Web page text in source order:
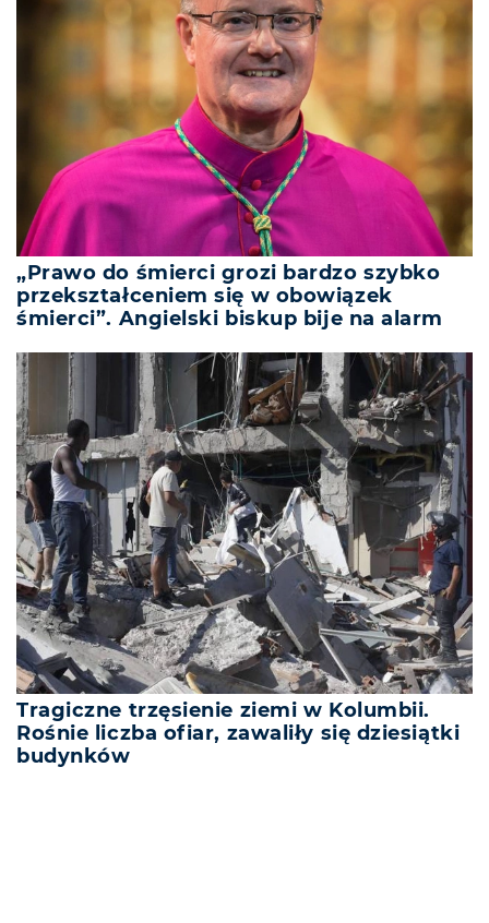
„Prawo do śmierci grozi bardzo szybko
przekształceniem się w obowiązek
śmierci”. Angielski biskup bije na alarm
Tragiczne trzęsienie ziemi w Kolumbii.
Rośnie liczba ofiar, zawaliły się dziesiątki
budynków